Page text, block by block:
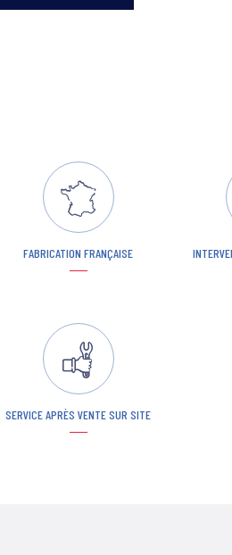
FABRICATION FRANÇAISE
SERVICE APRÈS VENTE SUR SITE